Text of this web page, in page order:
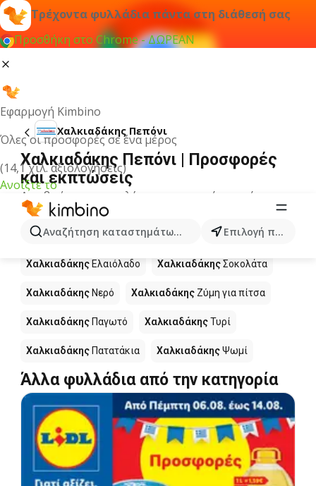
Τρέχοντα φυλλάδια πάντα στη διάθεσή σας
Προσθήκη στο Chrome - ΔΩΡΕΑΝ
Εφαρμογή Kimbino
Όλες οι προσφορές σε ένα μέρος
(14,1 χιλ. αξιολογήσεις)
Ανοίξτε το
Αναζήτηση καταστημάτων, κατηγοριών, προϊόντων...
Επιλογή πόλης
Χαλκιαδάκης Πεπόνι
Χαλκιαδάκης Πεπόνι | Προσφορές
και εκπτώσεις
Δεν βρήκαμε αποτελέσματα για αυτόν τον όρο.
Άλλα προϊόντα στα καταστήματα
Χαλκιαδάκης
Χαλκιαδάκης Ελαιόλαδο ΧαλκιαδάκηςΣοκολάτα
Χαλκιαδάκης Νερό Χαλκιαδάκης Ζύμη για πίτσα
Χαλκιαδάκης Παγωτό ΧαλκιαδάκηςΤυρί
Χαλκιαδάκης Πατατάκια ΧαλκιαδάκηςΨωμί
Άλλα φυλλάδια από την κατηγορία